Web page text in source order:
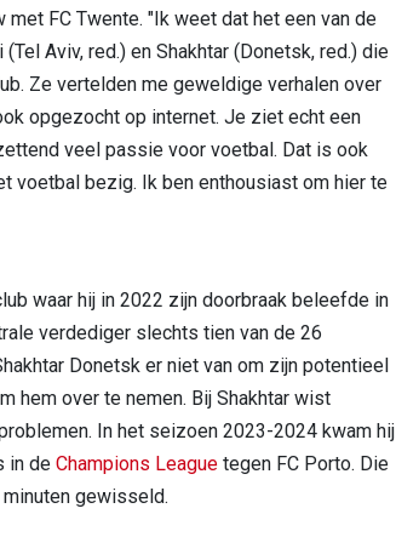
FC Twente. "Ik weet dat het een van de
Aviv, red.) en Shakhtar (Donetsk, red.) die
Ze vertelden me geweldige verhalen over
opgezocht op internet. Je ziet echt een
veel passie voor voetbal. Dat is ook
voetbal bezig. Ik ben enthousiast om hier te
waar hij in 2022 zijn doorbraak beleefde in
verdediger slechts tien van de 26
Donetsk er niet van om zijn potentieel
hem over te nemen. Bij Shakhtar wist
In het seizoen 2023-2024 kwam hij
in de Champions League tegen FC Porto. Die
gewisseld.